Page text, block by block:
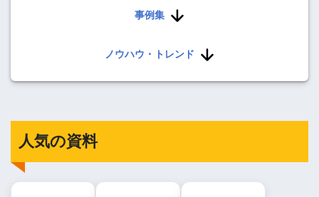
事例集
ノウハウ・トレンド
人気の資料